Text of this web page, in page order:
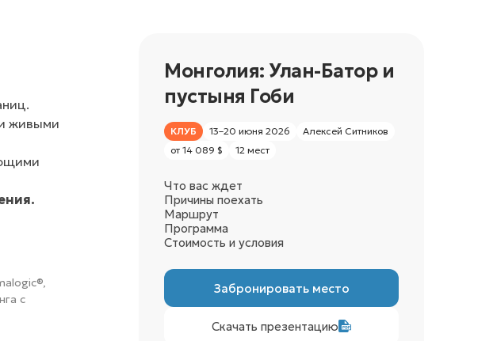
Монголия: Улан-Батор и
пустыня Гоби
КЛУБ 13–20 июня 2026
Алексей Ситников
от 14 089 $
12 мест
Что вас ждет
Причины поехать
Маршрут
Программа
Стоимость и условия
Забронировать место
Скачать презентацию
живыми
с